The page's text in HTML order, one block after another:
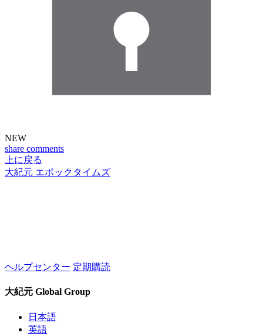
NEW
share comments
上に戻る
大紀元 エポックタイムズ
ヘルプセンター 定期購読
大紀元 Global Group
日本語
英語